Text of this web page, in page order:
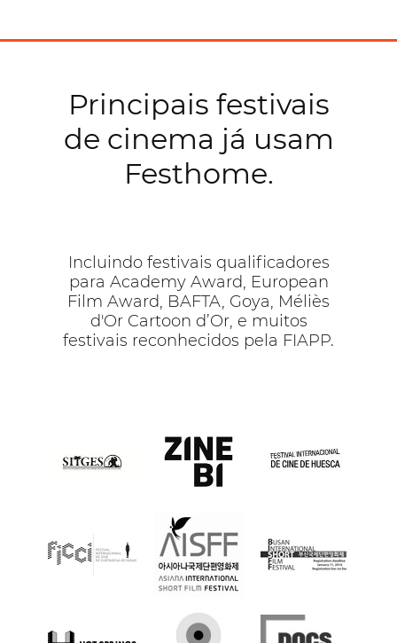
Principais festivais
de cinema já usam
Festhome.
Incluindo festivais qualificadores
para Academy Award, European
Film Award, BAFTA, Goya, Méliès
d'Or Cartoon d’Or, e muitos
festivais reconhecidos pela FIAPP.